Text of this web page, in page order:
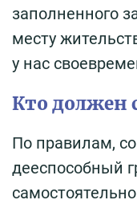
заполненного
месту
у нас
Кто должен
По правилам,
дееспособный